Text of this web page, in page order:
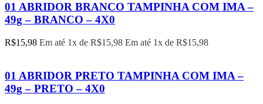
01 ABRIDOR BRANCO TAMPINHA COM IMA –
49g – BRANCO – 4X0
R$15,98 Em até 1x de R$15,98 Em até 1x de R$15,98
01 ABRIDOR PRETO TAMPINHA COM IMA –
49g – PRETO – 4X0